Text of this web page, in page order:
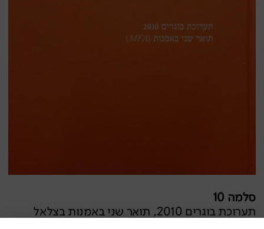
סלמה 10
תערוכת בוגרים 2010, תואר שני באמנות בצלאל